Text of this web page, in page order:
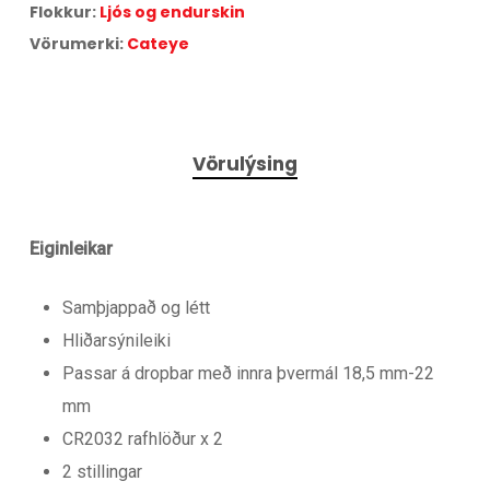
Flokkur: Ljós og endurskin
Vörumerki: Cateye
Vörulýsing
Eiginleikar
Samþjappað og létt
Hliðarsýnileiki
Passar á dropbar með innra þvermál 18,5 mm-22
mm
CR2032 rafhlöður x 2
2 stillingar